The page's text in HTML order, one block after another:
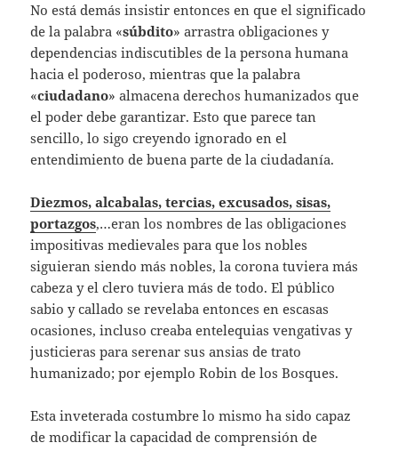
No está demás insistir entonces en que el significado
de la palabra «súbdito» arrastra obligaciones y
dependencias indiscutibles de la persona humana
hacia el poderoso, mientras que la palabra
«ciudadano» almacena derechos humanizados que
el poder debe garantizar. Esto que parece tan
sencillo, lo sigo creyendo ignorado en el
entendimiento de buena parte de la ciudadanía.
Diezmos, alcabalas, tercias, excusados, sisas,
portazgos,…eran los nombres de las obligaciones
impositivas medievales para que los nobles
siguieran siendo más nobles, la corona tuviera más
cabeza y el clero tuviera más de todo. El público
sabio y callado se revelaba entonces en escasas
ocasiones, incluso creaba entelequias vengativas y
justicieras para serenar sus ansias de trato
humanizado; por ejemplo Robin de los Bosques.
Esta inveterada costumbre lo mismo ha sido capaz
de modificar la capacidad de comprensión de